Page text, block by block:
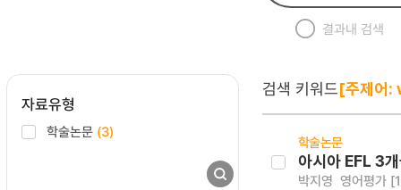
결과내 검색
자료유형
학술논문 (3)
검색 키워드[주제
학술논문
아시아 EFL 3
박지영 영어평가